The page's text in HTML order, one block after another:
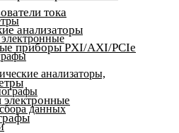
анализаторы,
данных
тока
анализаторы
приборы PXI/AXI/PCIe
электронные